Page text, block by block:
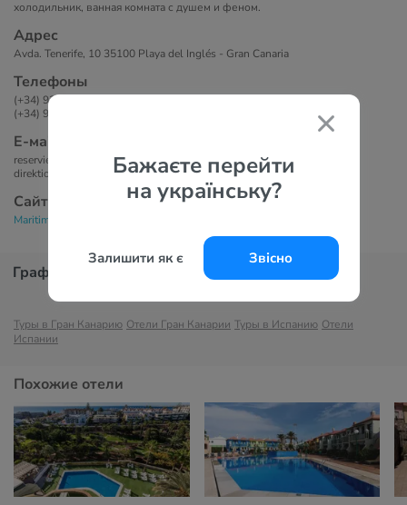
Бажаєте перейти
на українську?
Залишити як є Звісно
холодильник, ванная комната с душем и феном.
Адрес
Avda. Tenerife, 10 35100 Playa del Inglés - Gran Canaria
Телефоны
(+34) 928 762 365
(+34) 928 766 512
Е-маil
reservierung@maritimplaya.com
direktion@maritimplaya.com
Сайт
Maritim Playa 3*
График цен
Туры в Гран Канарию Отели Гран Канарии Туры в Испанию Отели
Испании
Похожие отели